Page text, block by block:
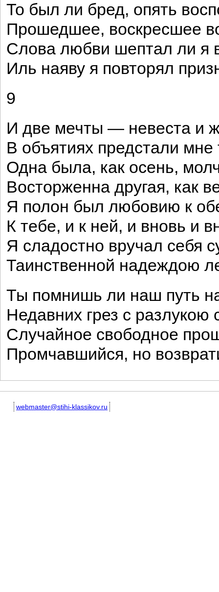
То был ли бред, опять
Прошедшее, воскресшее
Слова любви шептал ли я
Иль наяву я повторял
9
И две мечты — невеста и
В объятиях предстали мне
Одна была, как осень,
Восторженна другая, как
Я полон был любовию к
К тебе, и к ней, и вновь и
Я сладостно вручал себя
Таинственной надеждою
Ты помнишь ли наш путь
Недавних грез с разлукою
Случайное свободное
Промчавшийся, но
webmaster@stihi-klassikov.ru